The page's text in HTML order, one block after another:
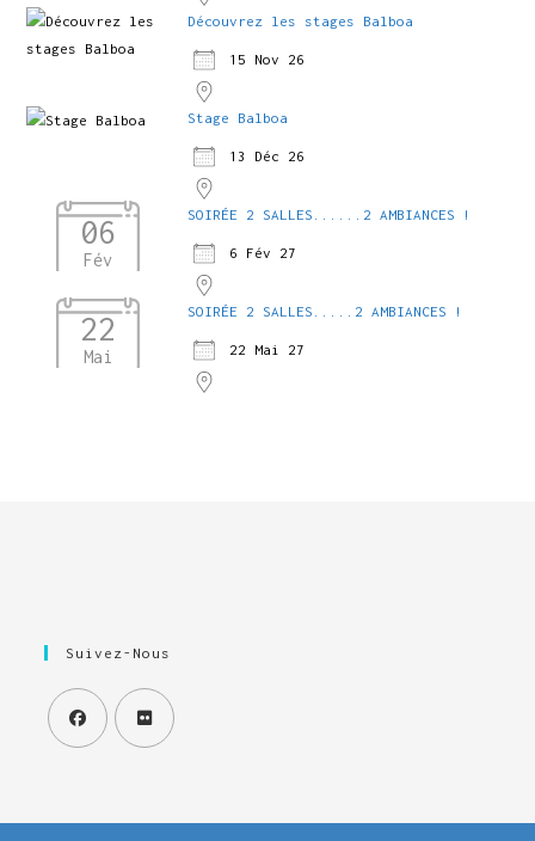
Découvrez les stages Balboa
15 Nov 26
Stage Balboa
13 Déc 26
06
Fév
SOIRÉE 2 SALLES......2 AMBIANCES !
6 Fév 27
22
Mai
SOIRÉE 2 SALLES.....2 AMBIANCES !
22 Mai 27
Suivez-Nous